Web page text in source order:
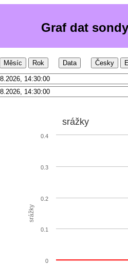
Graf dat
Měsíc Rok Data Česky
srážky
srážky
0
0.1
0.2
0.3
0.4